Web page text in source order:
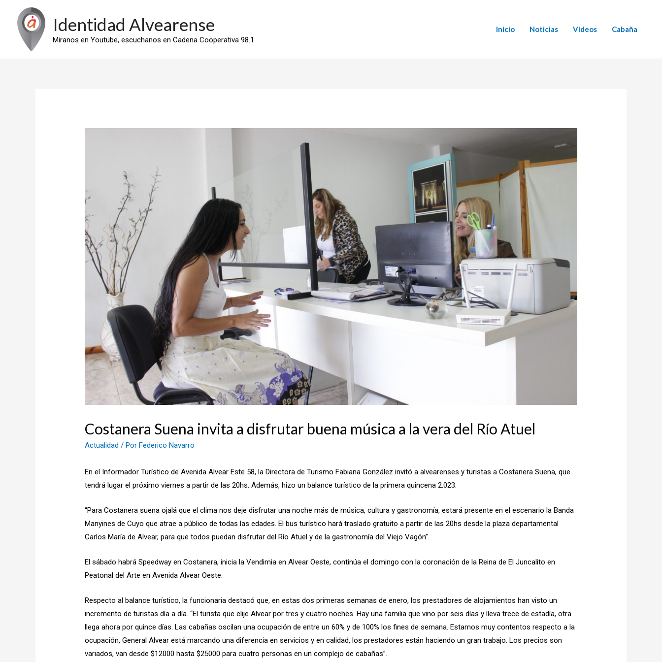
contenido
Identidad Alvearense
Miranos en Youtube, escuchanos en Cadena Cooperativa 98.1
Inicio Noticias Videos Cabaña
Costanera Suena invita a disfrutar buena música a la vera del Río Atuel
Actualidad / Por Federico Navarro
En el Informador Turístico de Avenida Alvear Este 58, la Directora de Turismo Fabiana González invitó a alvearenses y turistas a Costanera Suena, que
tendrá lugar el próximo viernes a partir de las 20hs. Además, hizo un balance turístico de la primera quincena 2.023.
“Para Costanera suena ojalá que el clima nos deje disfrutar una noche más de música, cultura y gastronomía, estará presente en el escenario la Banda
Manyines de Cuyo que atrae a público de todas las edades. El bus turístico hará traslado gratuito a partir de las 20hs desde la plaza departamental
Carlos María de Alvear, para que todos puedan disfrutar del Río Atuel y de la gastronomía del Viejo Vagón”.
El sábado habrá Speedway en Costanera, inicia la Vendimia en Alvear Oeste, continúa el domingo con la coronación de la Reina de El Juncalito en
Peatonal del Arte en Avenida Alvear Oeste.
Respecto al balance turístico, la funcionaria destacó que, en estas dos primeras semanas de enero, los prestadores de alojamientos han visto un
incremento de turistas día a día. “El turista que elije Alvear por tres y cuatro noches. Hay una familia que vino por seis días y lleva trece de estadía, otra
llega ahora por quince días. Las cabañas oscilan una ocupación de entre un 60% y de 100% los fines de semana. Estamos muy contentos respecto a la
ocupación, General Alvear está marcando una diferencia en servicios y en calidad, los prestadores están haciendo un gran trabajo. Los precios son
variados, van desde $12000 hasta $25000 para cuatro personas en un complejo de cabañas”.